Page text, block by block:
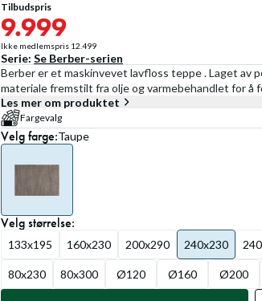
Tilbudspris
9.999
Ikke medlemspris 12.499
Serie: Se Berber-serien
Berber er et maskinvevet lavfloss teppe . Laget av
materiale fremstilt fra olje og varmebehandlet for å
Les mer om produktet
Fargevalg
Velgfarge:Taupe
Velgstørrelse:
133x195 160x230 200x290 240x230
80x230 80x300 Ø120 Ø160 Ø200